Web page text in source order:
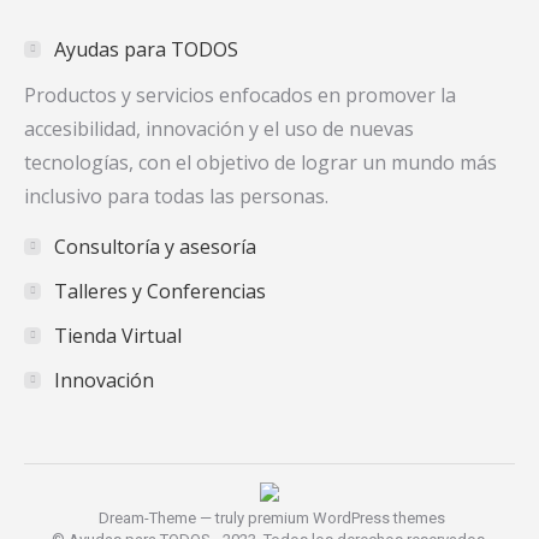
new
window
new
window
new
window
Ayudas para TODOS
Productos y servicios enfocados en promover la
accesibilidad, innovación y el uso de nuevas
tecnologías, con el objetivo de lograr un mundo más
inclusivo para todas las personas.
Consultoría y asesoría
Talleres y Conferencias
Tienda Virtual
Innovación
Dream-Theme — truly premium WordPress themes